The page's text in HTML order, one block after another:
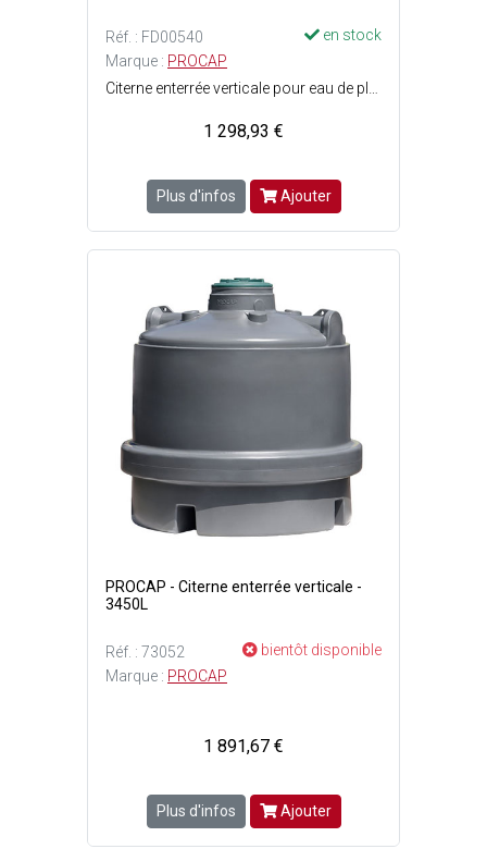
Réf. : FD00540
en stock
Marque : PROCAP
1 298,93 €
Plus d'infos Ajouter
PROCAP - Citerne enterrée verticale -
3450L
Réf. : 73052
bientôt disponible
Marque : PROCAP
1 891,67 €
Plus d'infos Ajouter